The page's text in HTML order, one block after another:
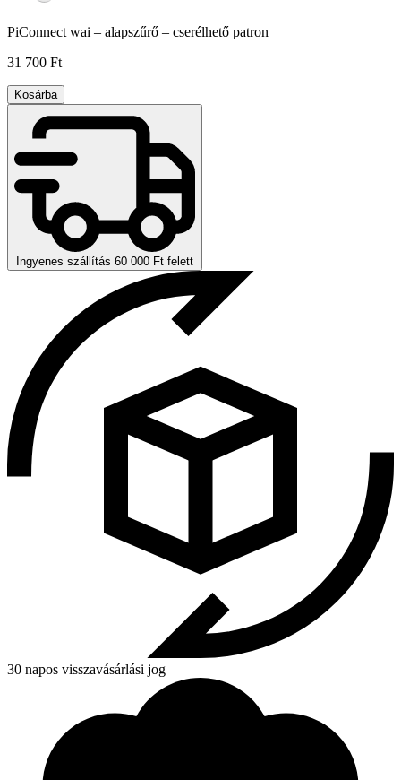
PiConnect wai – alapszűrő – cserélhető patron
31 700 Ft
Kosárba
Ingyenes szállítás 60 000 Ft felett
30 napos visszavásárlási jog